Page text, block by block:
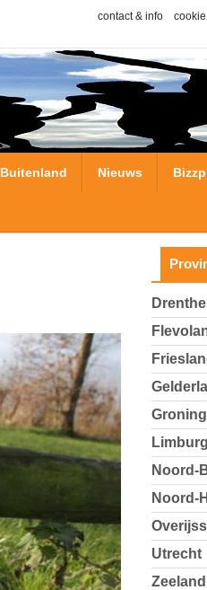
contact & info cookie
Buitenland Nieuws
Drenthe
Limburg
Noord-
Noord-
Utrecht
Zeeland